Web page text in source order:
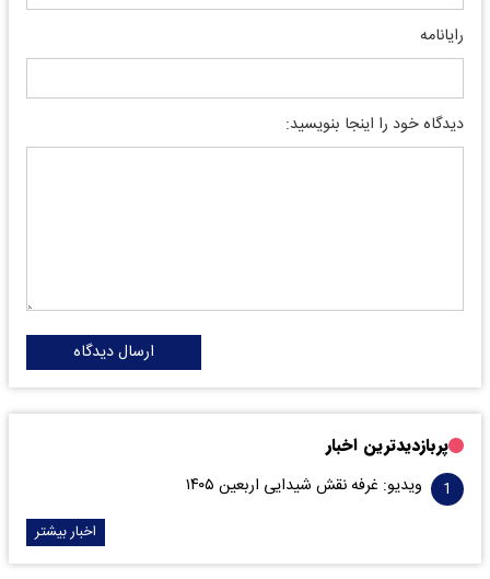
رایانامه
دیدگاه خود را اینجا بنویسید:
ارسال دیدگاه
پربازدیدترین اخبار
ویدیو: غرفه نقش شیدایی اربعین ۱۴۰۵
اخبار بیشتر